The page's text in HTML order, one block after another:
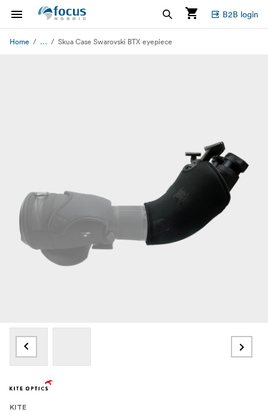
B2B login
Home ... Skua Case Swarovski BTX eyepiece
KITE